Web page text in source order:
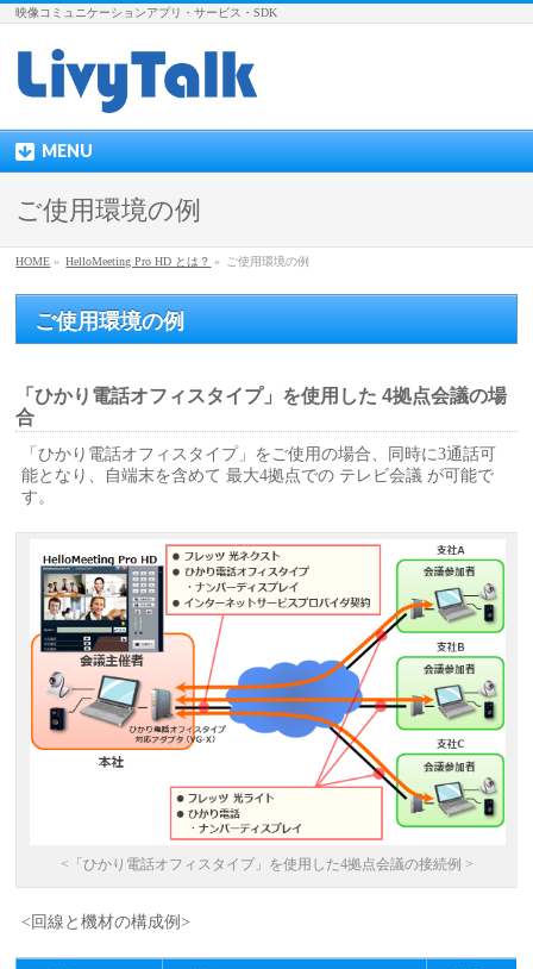
映像コミュニケーションアプリ・サービス・SDK
MENU
ご使用環境の例
HOME » HelloMeeting Pro HD とは？ » ご使用環境の例
ご使用環境の例
「ひかり電話オフィスタイプ」を使用した 4拠点会議の場
合
「ひかり電話オフィスタイプ」をご使用の場合、同時に3通話可
能となり、自端末を含めて 最大4拠点での テレビ会議 が可能で
す。
<「ひかり電話オフィスタイプ」を使用した4拠点会議の接続例 >
<回線と機材の構成例>